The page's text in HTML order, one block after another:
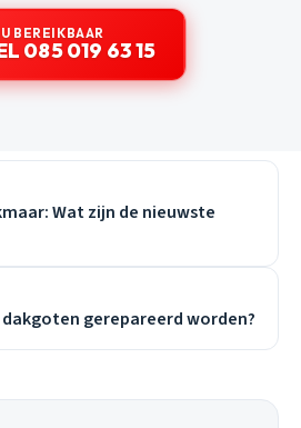
BEREIKBAAR
085 019 63 15
Wat zijn de nieuwste
gerepareerd worden?